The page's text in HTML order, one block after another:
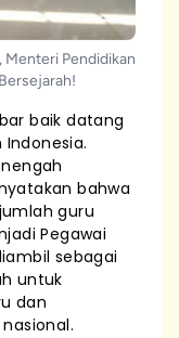
Menteri Pendidikan
baik datang
bahwa
guru
Pegawai
sebagai
untuk
dan